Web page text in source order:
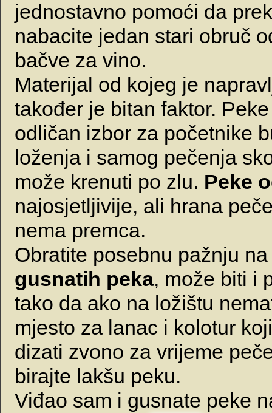
jednostavno pomoći da
nabacite jedan stari obruč
bačve za vino.
Materijal od kojeg je
također je bitan faktor.
odličan izbor za početnike
loženja i samog pečenja
može krenuti po zlu. Peke
najosjetljivije, ali hrana
nema premca.
Obratite posebnu pažnju
gusnatih peka, može biti i
tako da ako na ložištu
mjesto za lanac i kolotur
dizati zvono za vrijeme
birajte lakšu peku.
Viđao sam i gusnate peke